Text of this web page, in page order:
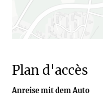
Plan d'accès
Anreise mit dem Auto